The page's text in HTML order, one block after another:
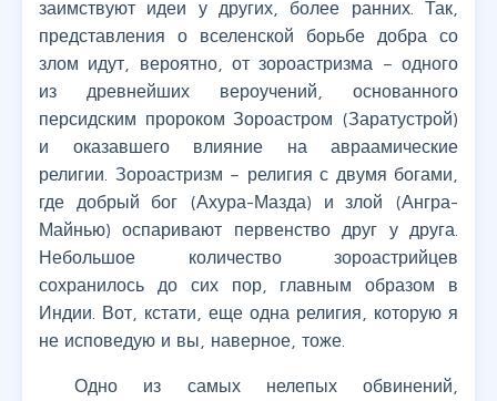
заимствуют идеи у других, более ранних. Так,
представления о вселенской борьбе добра со
злом идут, вероятно, от зороастризма – одного
из древнейших вероучений, основанного
персидским пророком Зороастром (Заратустрой)
и оказавшего влияние на авраамические
религии. Зороастризм – религия с двумя богами,
где добрый бог (Ахура-Мазда) и злой (Ангра-
Майнью) оспаривают первенство друг у друга.
Небольшое количество зороастрийцев
сохранилось до сих пор, главным образом в
Индии. Вот, кстати, еще одна религия, которую я
не исповедую и вы, наверное, тоже.
Одно из самых нелепых обвинений,